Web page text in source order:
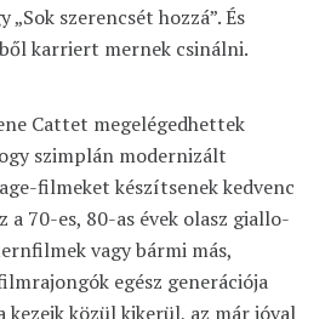
„Sok szerencsét hozzá”. És
karriert mernek csinálni.
Cattet megelégedhettek
szimplán modernizált
filmeket készítsenek kedvenc
a 70-es, 80-as évek olasz giallo-
vagy bármi más,
egész generációja
közül kikerül, az már jóval